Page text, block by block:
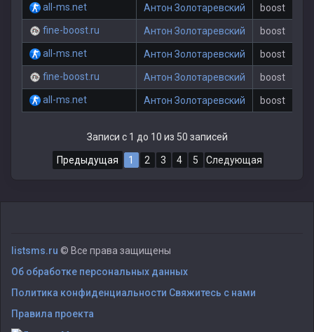
all-ms.net
Антон Золотаревский
boost
fine-boost.ru
Антон Золотаревский
boost
all-ms.net
Антон Золотаревский
boost
fine-boost.ru
Антон Золотаревский
boost
all-ms.net
Антон Золотаревский boost
Записи с 1 до 10 из 50 записей
Предыдущая 1 2 3 4 5 Следующая
listsms.ru © Все права защищены
Об обработке персональных данных
Политика конфиденциальности Свяжитесь с нами
Правила проекта